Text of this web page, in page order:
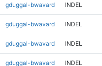
gduggal-bwavard INDEL
gduggal-bwavard INDEL
gduggal-bwavard INDEL
gduggal-bwavard INDEL